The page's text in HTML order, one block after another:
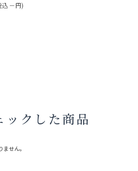
込 －円)
ックした商品
せん。